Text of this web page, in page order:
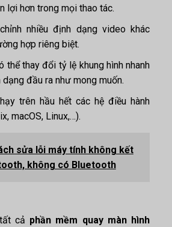
lợi hơn trong mọi thao tác.
nhiều định dạng video khác
hợp riêng biệt.
thể thay đổi tỷ lệ khung hình nhanh
đầu ra như mong muốn.
trên hầu hết các hệ điều hành
macOS, Linux,…).
sửa lỗi máy tính không kết
không có Bluetooth
cả phần mềm quay màn hình